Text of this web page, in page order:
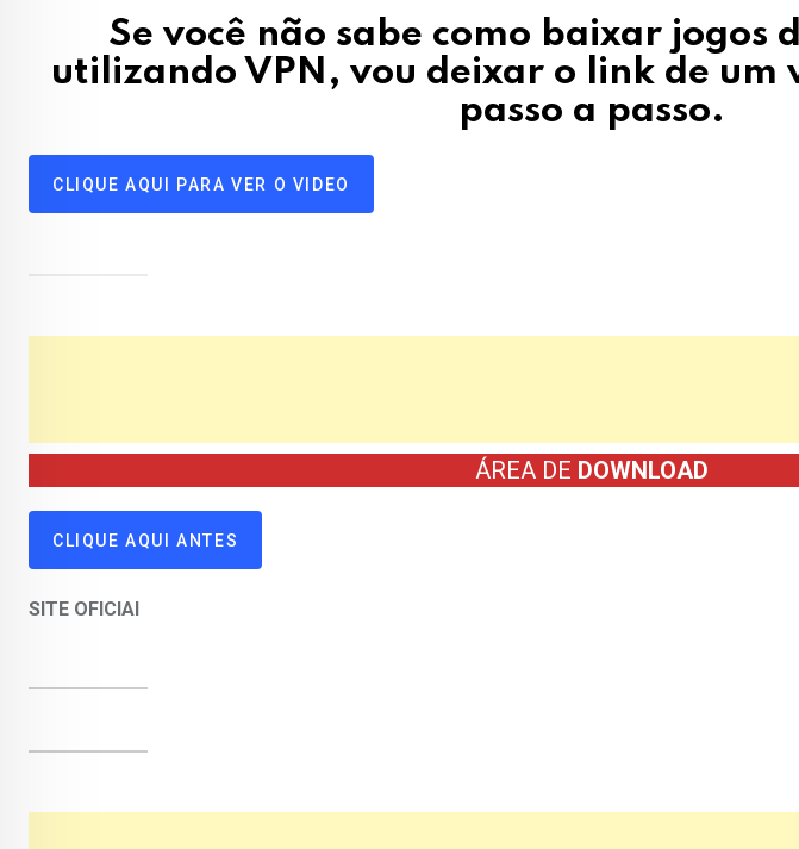
Se você não sabe como baixar jogos
utilizando VPN, vou deixar o link de um
passo a passo.
CLIQUE AQUI PARA VER O VIDEO
ÁREA DE DOWNLOAD
CLIQUE AQUI ANTES
SITE OFICIAl